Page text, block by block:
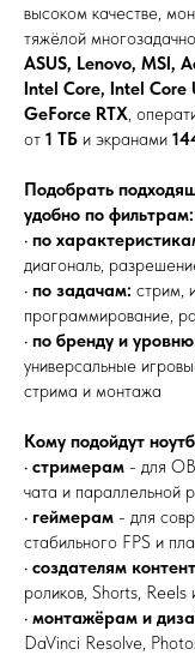
высоком качестве,
тяжёлой
ASUS, Lenovo, MSI,
Intel Core, Intel Core
GeForce RTX,
от 1 ТБ и экранами
Подобрать
удобно по фильтрам:
• по
диагональ,
• по задачам: стрим,
программирование,
• по бренду и
универсальные
стрима и монтажа
Кому подойдут
• стримерам - для
чата и параллельной
• геймерам - для
стабильного FPS и
• создателям
роликов, Shorts, Reels
• монтажёрам и
DaVinci Resolve,